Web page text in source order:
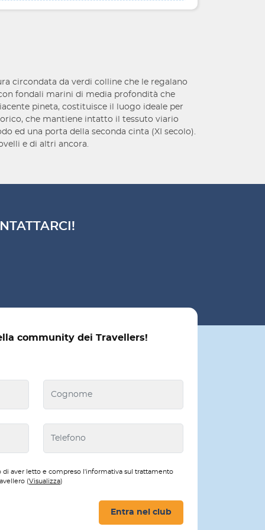
circondata da verdi colline che le regalano
fondali marini di media profondità che
pineta, costituisce il luogo ideale per
che mantiene intatto il tessuto viario
ed una porta della seconda cinta (XI secolo).
e di altri ancora.
community dei Travellers!
di aver letto e compreso l'informativa sul trattamento
(Visualizza)
Entra nel club